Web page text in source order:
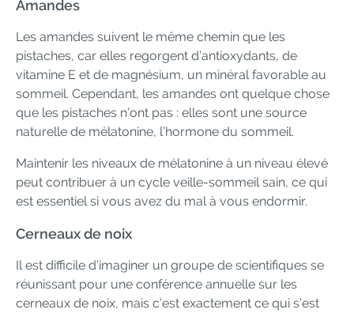
Amandes
Les amandes suivent le même chemin que les
pistaches, car elles regorgent d’antioxydants, de
vitamine E et de magnésium, un minéral favorable au
sommeil. Cependant, les amandes ont quelque chose
que les pistaches n’ont pas : elles sont une source
naturelle de mélatonine, l’hormone du sommeil.
Maintenir les niveaux de mélatonine à un niveau élevé
peut contribuer à un cycle veille-sommeil sain, ce qui
est essentiel si vous avez du mal à vous endormir.
Cerneaux de noix
Il est difficile d’imaginer un groupe de scientifiques se
réunissant pour une conférence annuelle sur les
cerneaux de noix, mais c’est exactement ce qui s’est